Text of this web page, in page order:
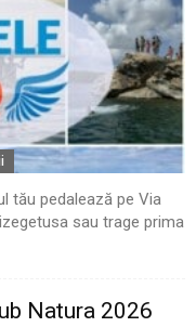
tău pedalează pe Via
sau trage prima
Natura 2026